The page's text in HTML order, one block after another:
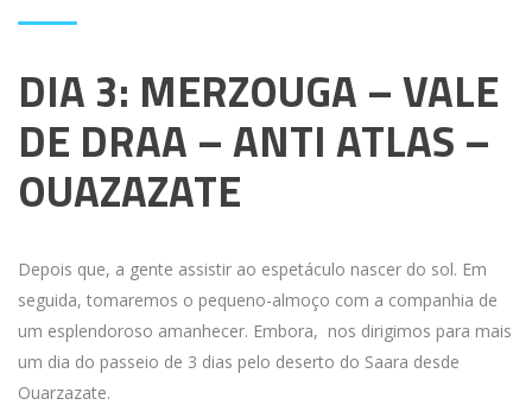
DIA 3: MERZOUGA – VALE
DE DRAA – ANTI ATLAS –
OUAZAZATE
Depois que, a gente assistir ao espetáculo nascer do sol. Em
seguida, tomaremos o pequeno-almoço com a companhia de
um esplendoroso amanhecer. Embora, nos dirigimos para mais
um dia do passeio de 3 dias pelo deserto do Saara desde
Ouarzazate.